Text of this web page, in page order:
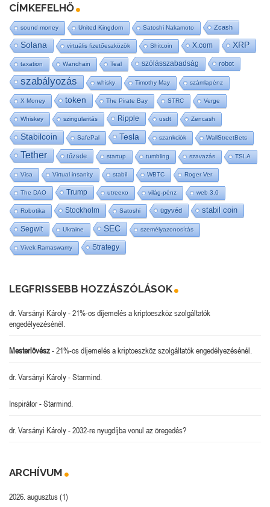
CÍMKEFELHŐ
sound money United Kingdom Satoshi Nakamoto Zcash
Solana virtuális fizetőeszközök Shitcoin X.com XRP
taxation Wanchain Teal szólásszabadság robot
szabályozás whisky Timothy May számlapénz
X Money token The Pirate Bay STRC Verge
Whiskey szingularitás Ripple usdt Zencash
Stabilcoin SafePal Tesla szankciók WallStreetBets
Tether tőzsde startup tumbling szavazás TSLA
Visa Virtual insanity stabil WBTC Roger Ver
The DAO Trump utreexo világ-pénz web 3.0
Robotika Stockholm Satoshi ügyvéd stabil coin
Segwit Ukraine SEC személyazonosítás
Vivek Ramaswamy Strategy
LEGFRISSEBB HOZZÁSZÓLÁSOK
dr. Varsányi Károly-21%-os díjemelés a kriptoeszköz szolgáltatók
engedélyezésénél.
Mesterlövész-21%-os díjemelés a kriptoeszköz szolgáltatók engedélyezésénél.
dr. Varsányi Károly-Starmind.
Inspirátor-Starmind.
dr. Varsányi Károly-2032-re nyugdíjba vonul az öregedés?
ARCHÍVUM
2026. augusztus(1)